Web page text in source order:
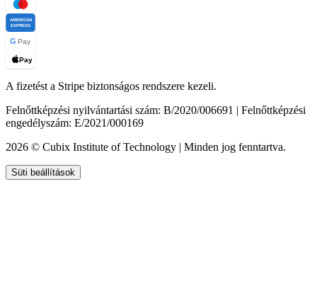
AMERICAN
EXPRESS
G Pay
Pay
A fizetést a Stripe biztonságos rendszere kezeli.
Felnőttképzési nyilvántartási szám: B/2020/006691 | Felnőttképzési
engedélyszám: E/2021/000169
2026 © Cubix Institute of Technology | Minden jog fenntartva.
Süti beállítások